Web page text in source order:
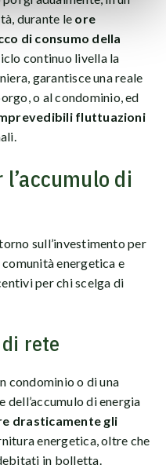
durante le ore
di consumo della
continuo livella la
garantisce una reale
o al condominio, ed
fluttuazioni
di
sull’investimento per
energetica e
per chi scelga di
rete
condominio o di una
dell’accumulo di energia
drasticamente gli
energetica, oltre che
in bolletta.